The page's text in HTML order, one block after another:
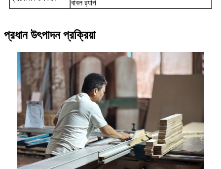
বাবল র‍্যাপ
প্রধান উৎপাদন প্রক্রিয়া